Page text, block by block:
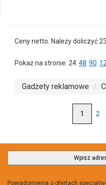
Ceny netto. Należy doliczyć
Pokaż na stronie: 24 48 90
Gadżety reklamowe
2
Powiadomienia o ofertach